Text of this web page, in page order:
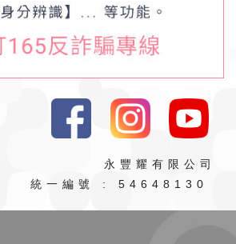
永豐耀有限公司
統一編號 : 54648130